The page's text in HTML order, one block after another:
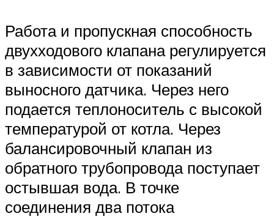
Работа и пропускная способность
двухходового клапана регулируется
в зависимости от показаний
выносного датчика. Через него
подается теплоноситель с высокой
температурой от котла. Через
балансировочный клапан из
обратного трубопровода поступает
остывшая вода. В точке
соединения два потока